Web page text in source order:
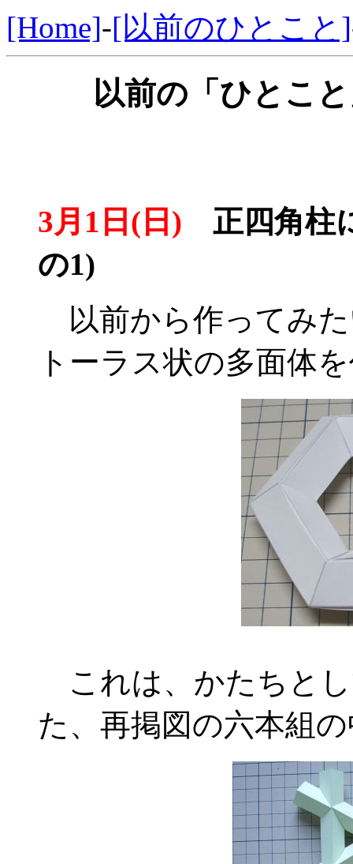
[Home]-[以前のひとこと]
以前の「ひとこ
3月1日(日) 正四角柱
の1)
以前から作ってみ
トーラス状の多面体
これは、かたちと
た、再掲図の六本組